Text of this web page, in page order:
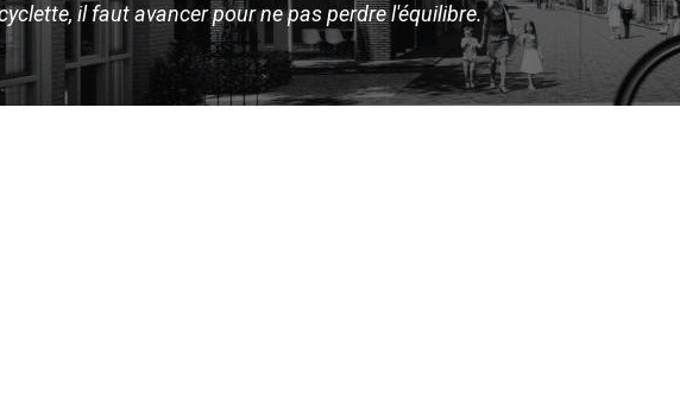
il faut avancer pour ne pas perdre l'équilibre.